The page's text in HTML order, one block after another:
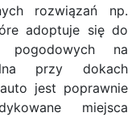
rozwiązań np.
adoptuje się do
pogodowych na
przy dokach
jest poprawnie
miejsca